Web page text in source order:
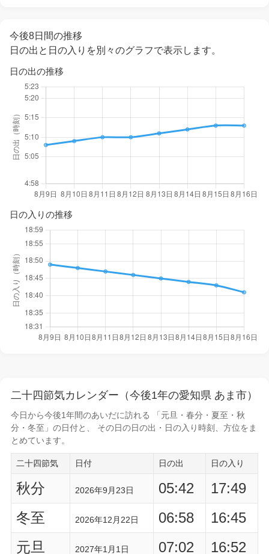
今後8日間の推移
日の出と日の入りを別々のグラフで表示します。
日の出の推移
日の入りの推移
二十四節気カレンダー（今後1年の愛知県 あま市）
今日から今後1年間のあいだに訪れる 「元旦・春分・夏至・秋
分・冬至」の日付と、 その日の日の出・日の入り時刻
、方位をま
とめています。
二十四節気 日付 日の出 日の入り
秋分 2026年9月23日 05:42
17:49
冬至
2026年12月22日 06:58
16:45
元旦
2027年1月1日 07:02
16:52